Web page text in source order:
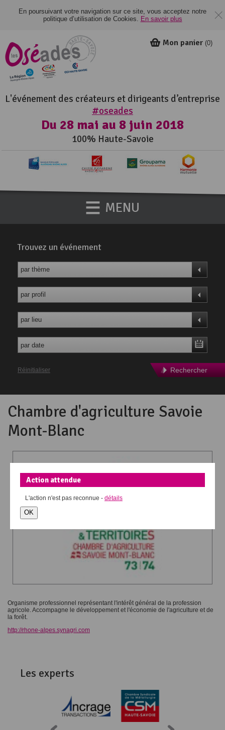
En poursuivant votre navigation sur ce site, vous acceptez notre
politique d’utilisation de Cookies. En savoir plus
L'événement des créateurs et dirigeants d’entreprise
#oseades
Du 28 mai au 8 juin 2018
100% Haute-Savoie
Mon panier (0)
MENU
Chambre d'agriculture Savoie
Mont-Blanc
Organisme professionnel représentant l'intérêt général de la profession
agricole. Accompagne le développement et l'économie de l'agriculture et de
la forêt.
http://rhone-alpes.synagri.com
Trouvez un événement
par thème
par profil
par lieu
Rechercher
Réinitialiser
Les experts
Action attendue
L'action n'est pas reconnue - détails
OK